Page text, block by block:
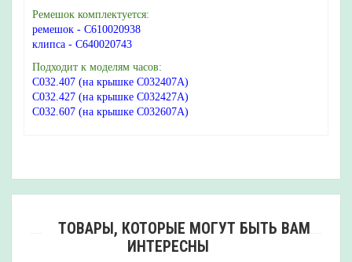
Ремешок комплектуется:
ремешок - C610020938
клипса - C640020743
Подходит к моделям часов:
C032.407 (на крышке C032407A)
C032.427 (на крышке C032427A)
C032.607 (на крышке C032607A)
ТОВАРЫ, КОТОРЫЕ МОГУТ БЫТЬ ВАМ
ИНТЕРЕСНЫ